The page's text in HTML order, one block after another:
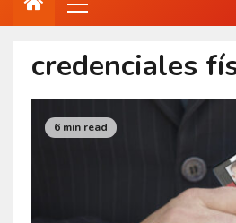
credenciales
6 min read